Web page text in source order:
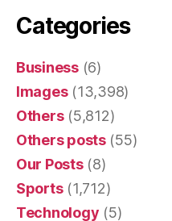
Categories
Business(6)
Images(13,398)
Others(5,812)
Others posts(55)
Our Posts(8)
Sports(1,712)
Technology (5)